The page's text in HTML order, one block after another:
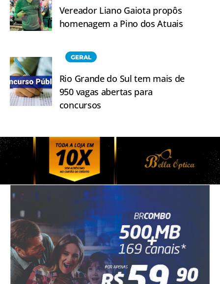
Vereador Liano Gaiota propôs
homenagem a Pino dos Atuais
GERAL
Rio Grande do Sul tem mais de
950 vagas abertas para
concursos